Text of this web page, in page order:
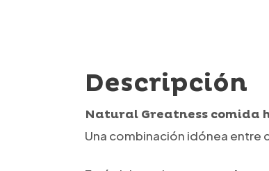
Descripción
Natural Greatness comida
Una combinación idónea